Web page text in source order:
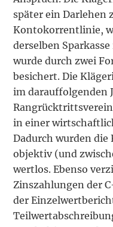
später ein Darlehen
Kontokorrentlinie,
derselben
wurde durch zwei
besichert. Die
im darauffolgenden
in einer
Dadurch wurden die
objektiv (und
wertlos. Ebenso
Zinszahlungen der
der